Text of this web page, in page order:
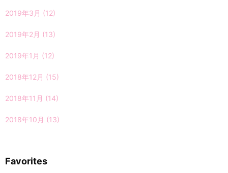
2019年3月 (12)
2019年2月 (13)
2019年1月 (12)
2018年12月 (15)
2018年11月 (14)
2018年10月 (13)
Favorites